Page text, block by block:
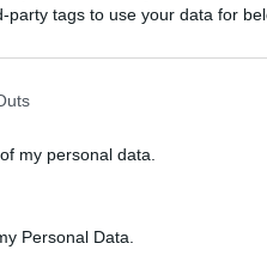
tags to use your data for
my personal data.
Personal Data.